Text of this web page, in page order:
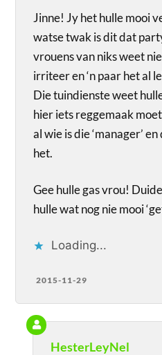
Jinne! Jy het hulle mooi
watse twak is dit dat
vrouens van niks weet
irriteer en ‘n paar het al
Die tuindienste weet
hier iets reggemaak
al wie is die ‘manager’
het.
Gee hulle gas vrou!
hulle wat nog nie mooi
Loading...
2015-11-29
HesterLeyNel